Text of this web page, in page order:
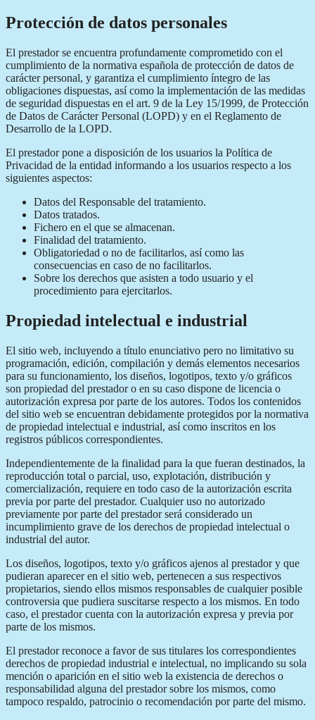
Protección de datos personales
El prestador se encuentra profundamente comprometido con el
cumplimiento de la normativa española de protección de datos de
carácter personal, y garantiza el cumplimiento íntegro de las
obligaciones dispuestas, así como la implementación de las medidas
de seguridad dispuestas en el art. 9 de la Ley 15/1999, de Protección
de Datos de Carácter Personal (LOPD) y en el Reglamento de
Desarrollo de la LOPD.
El prestador pone a disposición de los usuarios la Política de
Privacidad de la entidad informando a los usuarios respecto a los
siguientes aspectos:
Datos del Responsable del tratamiento.
Datos tratados.
Fichero en el que se almacenan.
Finalidad del tratamiento.
Obligatoriedad o no de facilitarlos, así como las
consecuencias en caso de no facilitarlos.
Sobre los derechos que asisten a todo usuario y el
procedimiento para ejercitarlos.
Propiedad intelectual e industrial
El sitio web, incluyendo a título enunciativo pero no limitativo su
programación, edición, compilación y demás elementos necesarios
para su funcionamiento, los diseños, logotipos, texto y/o gráficos
son propiedad del prestador o en su caso dispone de licencia o
autorización expresa por parte de los autores. Todos los contenidos
del sitio web se encuentran debidamente protegidos por la normativa
de propiedad intelectual e industrial, así como inscritos en los
registros públicos correspondientes.
Independientemente de la finalidad para la que fueran destinados, la
reproducción total o parcial, uso, explotación, distribución y
comercialización, requiere en todo caso de la autorización escrita
previa por parte del prestador. Cualquier uso no autorizado
previamente por parte del prestador será considerado un
incumplimiento grave de los derechos de propiedad intelectual o
industrial del autor.
Los diseños, logotipos, texto y/o gráficos ajenos al prestador y que
pudieran aparecer en el sitio web, pertenecen a sus respectivos
propietarios, siendo ellos mismos responsables de cualquier posible
controversia que pudiera suscitarse respecto a los mismos. En todo
caso, el prestador cuenta con la autorización expresa y previa por
parte de los mismos.
El prestador reconoce a favor de sus titulares los correspondientes
derechos de propiedad industrial e intelectual, no implicando su sola
mención o aparición en el sitio web la existencia de derechos o
responsabilidad alguna del prestador sobre los mismos, como
tampoco respaldo, patrocinio o recomendación por parte del mismo.